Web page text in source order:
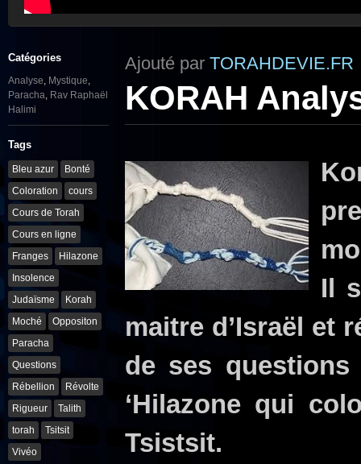
Catégories
Analyse, Mystique,
Paracha, Rav Raphaël
Halimi
Tags
Bleu azur
Bonté
Coloration
cours
Cours de Torah
Cours en ligne
Franges
Hilazone
Insolence
Judaïsme
Korah
Moché
Oppositon
Paracha
Questions
Rébellion
Révolte
Rigueur
Talith
torah
Tsitsit
Vivéo
Ajouté par TORAHDEVIE.FR
KORAH
Il
maitre d’Israël et
de ses
‘Hilazone qui
Tsistsit.